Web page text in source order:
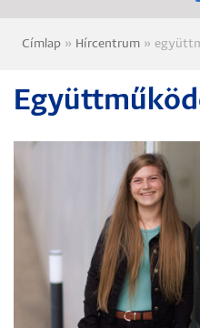
Morzsa
Címlap Hírcentrum